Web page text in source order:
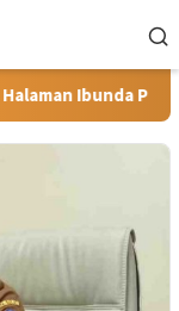
Labkesmas